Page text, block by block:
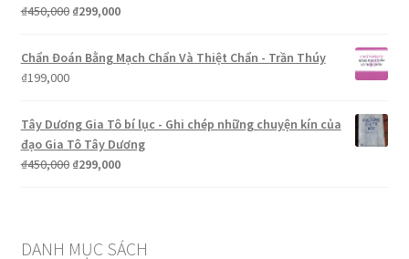
₫450,000 Giá
là:
₫450,000.
₫299,000Giá
là:
Chẩn Đoán Bằng Mạch Chẩn Và Thiệt Chẩn - Trần Thúy
₫199,000
Tây Dương Gia Tô bí lục - Ghi chép những chuyện kín của
đạo Gia Tô Tây Dương
₫450,000 Giá
₫299,000Giá
₫299,000.
DANH MỤC SÁCH